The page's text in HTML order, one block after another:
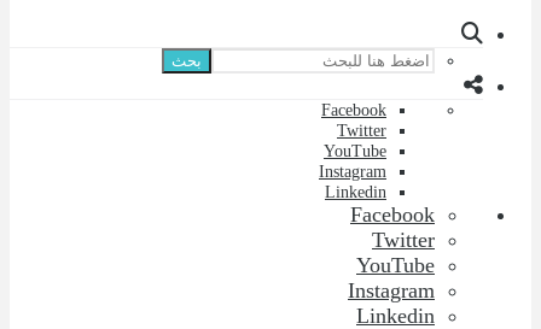
بحث
Facebook
Twitter
YouTube
Instagram
Linkedin
Facebook
Twitter
YouTube
Instagram
Linkedin